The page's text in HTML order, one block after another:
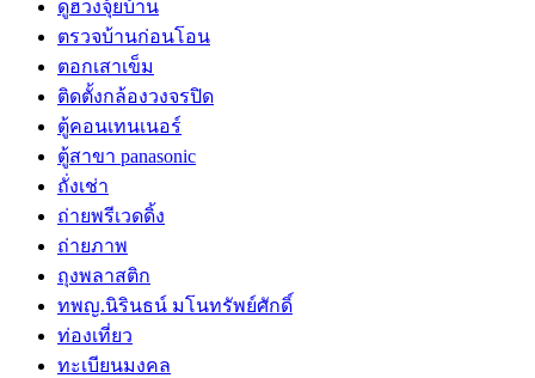
ดูฮวงจุ้ยบ้าน
ตรวจบ้านก่อนโอน
ตอกเสาเข็ม
ติดตั้งกล้องวงจรปิด
ตู้คอนเทนเนอร์
ตู้สาขา panasonic
ถั่งเช่า
ถ่ายพรีเวดดิ้ง
ถ่ายภาพ
ถุงพลาสติก
ทพญ.นิรินธน์ มโนทรัพย์ศักดิ์
ท่องเที่ยว
ทะเบียนมงคล